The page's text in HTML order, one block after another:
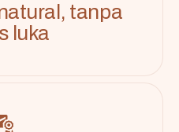
tanpa
luka